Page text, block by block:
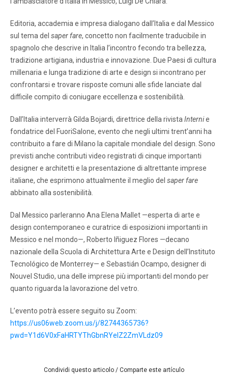
Editoria, accademia e impresa dialogano dall’Italia e dal Messico
sul tema del saper fare, concetto non facilmente traducibile in
spagnolo che descrive in Italia l’incontro fecondo tra bellezza,
tradizione artigiana, industria e innovazione. Due Paesi di cultura
millenaria e lunga tradizione di arte e design si incontrano per
confrontarsi e trovare risposte comuni alle sfide lanciate dal
difficile compito di coniugare eccellenza e sostenibilità.
Dall’Italia interverrà Gilda Bojardi, direttrice della rivista Internie
fondatrice del FuoriSalone, evento che negli ultimi trent’anni ha
contribuito a fare di Milano la capitale mondiale del design. Sono
previsti anche contributi video registrati di cinque importanti
designer e architetti e la presentazione di altrettante imprese
italiane, che esprimono attualmente il meglio del saper fare
abbinato alla sostenibilità.
Dal Messico parleranno Ana Elena Mallet —esperta di arte e
design contemporaneo e curatrice di esposizioni importanti in
Messico e nel mondo—, Roberto Iñiguez Flores —decano
nazionale della Scuola di Architettura Arte e Design dell’Instituto
Tecnológico de Monterrey— e Sebastián Ocampo, designer di
Nouvel Studio, una delle imprese più importanti del mondo per
quanto riguarda la lavorazione del vetro.
L’evento potrà essere seguito su Zoom:
https://us06web.zoom.us/j/82744365736?
pwd=Y1d6V0xFaHRTYThGbnRYelZ2ZmVLdz09
Condividi questo articolo / Comparte este artículo